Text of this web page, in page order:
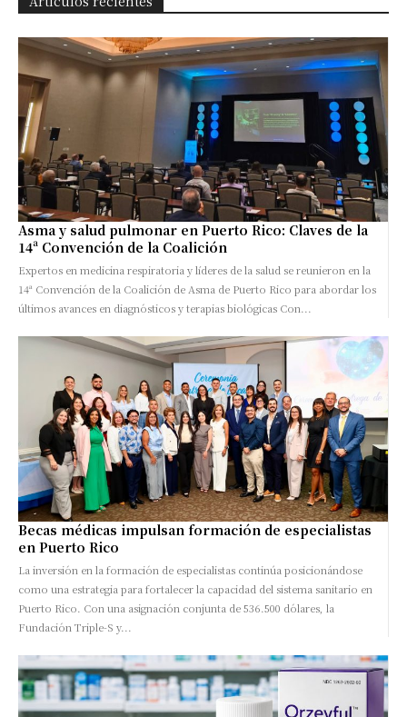
Asma y salud pulmonar en Puerto Rico: Claves de la
14ª Convención de la Coalición
Expertos en medicina respiratoria y líderes de la salud se reunieron en la
14ª Convención de la Coalición de Asma de Puerto Rico para abordar los
últimos avances en diagnósticos y terapias biológicas Con...
Becas médicas impulsan formación de especialistas
en Puerto Rico
La inversión en la formación de especialistas continúa posicionándose
como una estrategia para fortalecer la capacidad del sistema sanitario en
Puerto Rico. Con una asignación conjunta de 536.500 dólares, la
Fundación Triple-S y...